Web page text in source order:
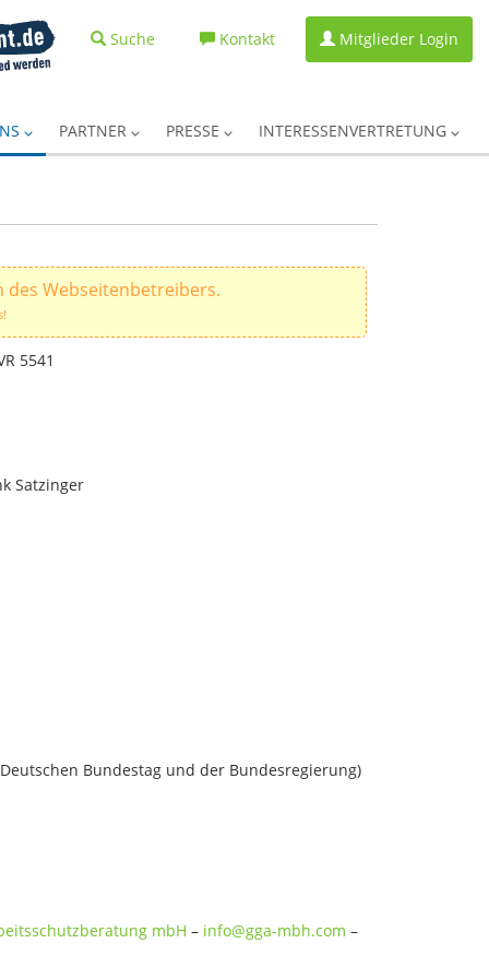
Suche Kontakt Mitglieder Login
PARTNER PRESSE INTERESSENVERTRETUNG
des Webseitenbetreibers.
5541
Satzinger
Bundestag und der Bundesregierung)
mbH – info@gga-mbh.com –